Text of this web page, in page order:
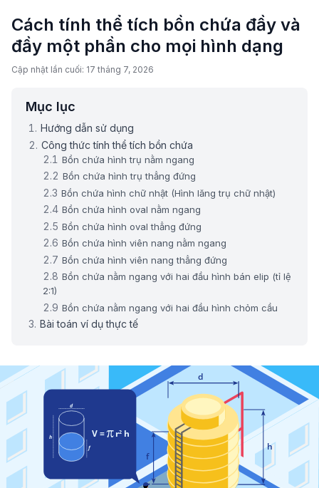
Cách tính thể tích bồn chứa đầy và
đầy một phần cho mọi hình dạng
Cập nhật lần cuối: 17 tháng 7, 2026
Mục lục
Hướng dẫn sử dụng
Công thức tính thể tích bồn chứa
Bồn chứa hình trụ nằm ngang
Bồn chứa hình trụ thẳng đứng
Bồn chứa hình chữ nhật (Hình lăng trụ chữ nhật)
Bồn chứa hình oval nằm ngang
Bồn chứa hình oval thẳng đứng
Bồn chứa hình viên nang nằm ngang
Bồn chứa hình viên nang thẳng đứng
Bồn chứa nằm ngang với hai đầu hình bán elip (tỉ lệ
2:1)
Bồn chứa nằm ngang với hai đầu hình chỏm cầu
Bài toán ví dụ thực tế